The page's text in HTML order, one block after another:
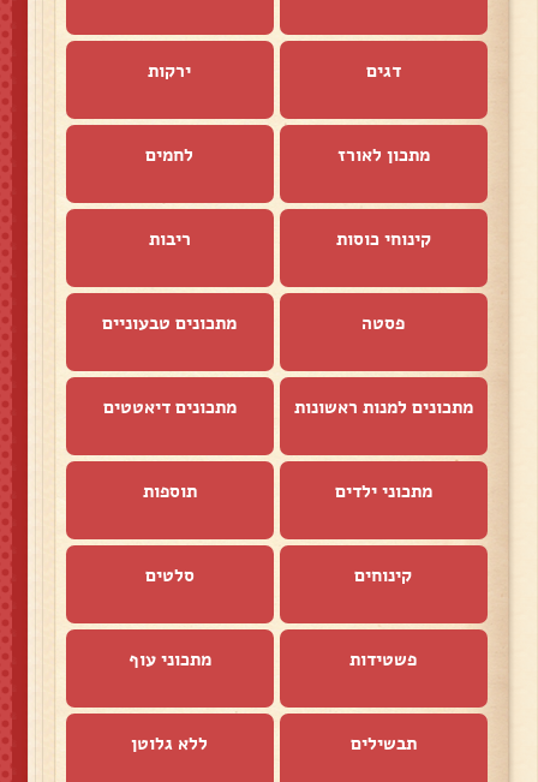
דגים ירקות
מתכון לאורז לחמים
קינוחי כוסות ריבות
פסטה מתכונים טבעוניים
מתכונים למנות ראשונות מתכונים דיאטטים
מתכוני ילדים תוספות
קינוחים סלטים
פשטידות מתכוני עוף
תבשילים ללא גלוטן